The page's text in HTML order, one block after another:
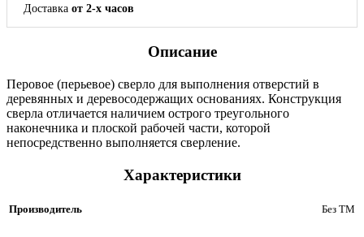
Доставка от 2-х часов
Описание
Перовое (перьевое) сверло для выполнения отверстий в
деревянных и деревосодержащих основаниях. Конструкция
сверла отличается наличием острого треугольного
наконечника и плоской рабочей части, которой
непосредственно выполняется сверление.
Характеристики
Производитель Без ТМ